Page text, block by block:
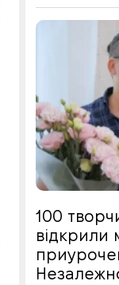
100
відкрили